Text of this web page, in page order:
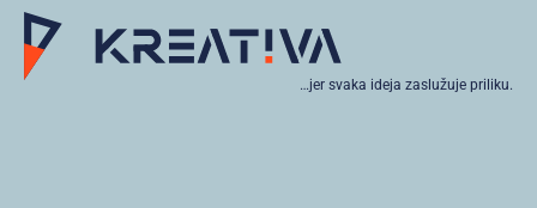
…jer svaka ideja zaslužuje priliku.